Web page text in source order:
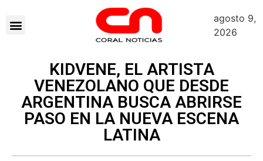
agosto 9,
2026
KIDVENE, EL ARTISTA
VENEZOLANO QUE DESDE
ARGENTINA BUSCA ABRIRSE
PASO EN LA NUEVA ESCENA
LATINA